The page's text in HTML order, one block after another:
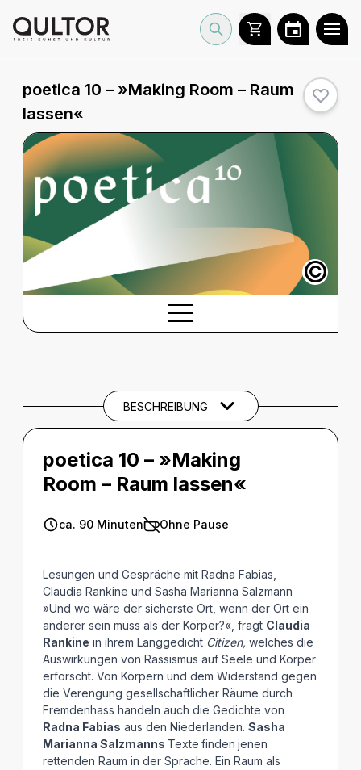
poetica 10 – »Making Room – Raum
lassen«
©
THEMEN UND SCHLAGWÖRTER
BESCHREIBUNG
poetica 10 – »Making
Room – Raum lassen«
ca. 90 Minuten Ohne Pause
Lesungen und Gespräche mit Radna Fabias,
Claudia Rankine und Sasha Marianna Salzmann
»Und wo wäre der sicherste Ort, wenn der Ort ein
anderer sein muss als der Körper?«, fragt Claudia
Rankine in ihrem Langgedicht Citizen, welches die
Auswirkungen von Rassismus auf Seele und Körper
erforscht. Von Körpern und dem Widerstand gegen
die Verengung gesellschaftlicher Räume durch
Fremdenhass handeln auch die Gedichte von
Radna Fabias aus den Niederlanden. Sasha
Marianna Salzmanns Texte finden jenen
rettenden Raum in der Sprache. Ein Raum als